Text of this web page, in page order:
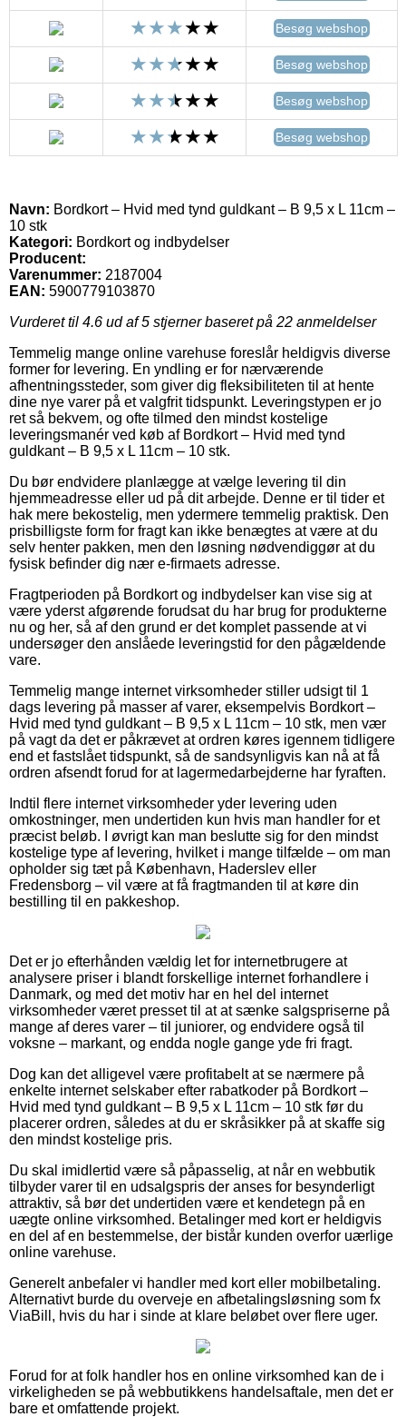
Besøg webshop
Besøg webshop
Besøg webshop
Besøg webshop
Navn: Bordkort – Hvid med tynd guldkant – B 9,5 x L 11cm –
10 stk
Kategori: Bordkort og indbydelser
Producent:
Varenummer: 2187004
EAN: 5900779103870
Vurderet til 4.6 ud af 5 stjerner baseret på 22 anmeldelser
Temmelig mange online varehuse foreslår heldigvis diverse
former for levering. En yndling er for nærværende
afhentningssteder, som giver dig fleksibiliteten til at hente
dine nye varer på et valgfrit tidspunkt. Leveringstypen er jo
ret så bekvem, og ofte tilmed den mindst kostelige
leveringsmanér ved køb af Bordkort – Hvid med tynd
guldkant – B 9,5 x L 11cm – 10 stk.
Du bør endvidere planlægge at vælge levering til din
hjemmeadresse eller ud på dit arbejde. Denne er til tider et
hak mere bekostelig, men ydermere temmelig praktisk. Den
prisbilligste form for fragt kan ikke benægtes at være at du
selv henter pakken, men den løsning nødvendiggør at du
fysisk befinder dig nær e-firmaets adresse.
Fragtperioden på Bordkort og indbydelser kan vise sig at
være yderst afgørende forudsat du har brug for produkterne
nu og her, så af den grund er det komplet passende at vi
undersøger den anslåede leveringstid for den pågældende
vare.
Temmelig mange internet virksomheder stiller udsigt til 1
dags levering på masser af varer, eksempelvis Bordkort –
Hvid med tynd guldkant – B 9,5 x L 11cm – 10 stk, men vær
på vagt da det er påkrævet at ordren køres igennem tidligere
end et fastslået tidspunkt, så de sandsynligvis kan nå at få
ordren afsendt forud for at lagermedarbejderne har fyraften.
Indtil flere internet virksomheder yder levering uden
omkostninger, men undertiden kun hvis man handler for et
præcist beløb. I øvrigt kan man beslutte sig for den mindst
kostelige type af levering, hvilket i mange tilfælde – om man
opholder sig tæt på København, Haderslev eller
Fredensborg – vil være at få fragtmanden til at køre din
bestilling til en pakkeshop.
Det er jo efterhånden vældig let for internetbrugere at
analysere priser i blandt forskellige internet forhandlere i
Danmark, og med det motiv har en hel del internet
virksomheder været presset til at at sænke salgspriserne på
mange af deres varer – til juniorer, og endvidere også til
voksne – markant, og endda nogle gange yde fri fragt.
Dog kan det alligevel være profitabelt at se nærmere på
enkelte internet selskaber efter rabatkoder på Bordkort –
Hvid med tynd guldkant – B 9,5 x L 11cm – 10 stk før du
placerer ordren, således at du er skråsikker på at skaffe sig
den mindst kostelige pris.
Du skal imidlertid være så påpasselig, at når en webbutik
tilbyder varer til en udsalgspris der anses for besynderligt
attraktiv, så bør det undertiden være et kendetegn på en
uægte online virksomhed. Betalinger med kort er heldigvis
en del af en bestemmelse, der bistår kunden overfor uærlige
online varehuse.
Generelt anbefaler vi handler med kort eller mobilbetaling.
Alternativt burde du overveje en afbetalingsløsning som fx
ViaBill, hvis du har i sinde at klare beløbet over flere uger.
Forud for at folk handler hos en online virksomhed kan de i
virkeligheden se på webbutikkens handelsaftale, men det er
bare et omfattende projekt.